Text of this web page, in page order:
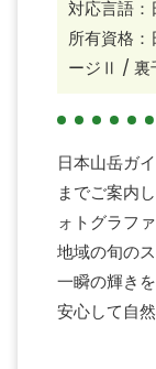
対応言語：
所有資格
ージⅡ / 裏
日本山岳ガ
までご案内
ォトグラフ
地域の旬の
一瞬の輝き
安心して自